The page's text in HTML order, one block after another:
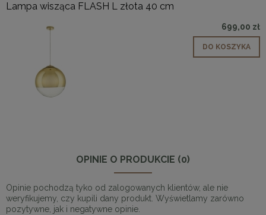
Lampa wisząca FLASH L złota 40 cm
699,00 zł
DO KOSZYKA
OPINIE O PRODUKCIE (0)
Opinie pochodzą tyko od zalogowanych klientów, ale nie
weryfikujemy, czy kupili dany produkt. Wyświetlamy zarówno
pozytywne, jak i negatywne opinie.